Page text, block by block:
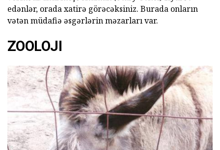
edənlər, orada xatirə görəcəksiniz. Burada onların
vətən müdafiə əsgərlərin məzarları var.
ZOOLOJI